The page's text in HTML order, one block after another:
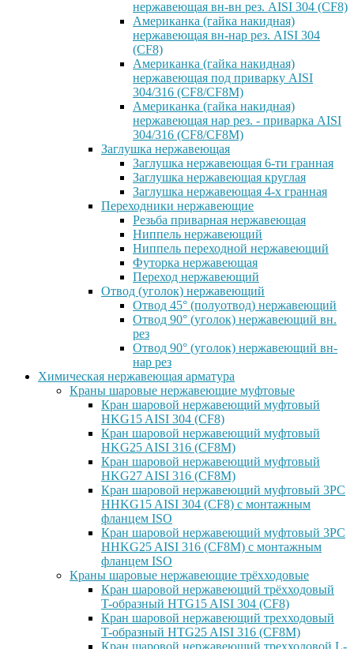
нержавеющая вн-вн рез. AISI 304 (CF8)
Американка (гайка накидная)
нержавеющая вн-нар рез. AISI 304
(CF8)
Американка (гайка накидная)
нержавеющая под приварку AISI
304/316 (CF8/CF8M)
Американка (гайка накидная)
нержавеющая нар рез. - приварка AISI
304/316 (CF8/CF8M)
Заглушка нержавеющая
Заглушка нержавеющая 6-ти гранная
Заглушка нержавеющая круглая
Заглушка нержавеющая 4-х гранная
Переходники нержавеющие
Резьба приварная нержавеющая
Ниппель нержавеющий
Ниппель переходной нержавеющий
Футорка нержавеющая
Переход нержавеющий
Отвод (уголок) нержавеющий
Отвод 45° (полуотвод) нержавеющий
Отвод 90° (уголок) нержавеющий вн.
рез
Отвод 90° (уголок) нержавеющий вн-
нар рез
Химическая нержавеющая арматура
Краны шаровые нержавеющие муфтовые
Кран шаровой нержавеющий муфтовый
HKG15 AISI 304 (CF8)
Кран шаровой нержавеющий муфтовый
HKG25 AISI 316 (CF8M)
Кран шаровой нержавеющий муфтовый
HKG27 AISI 316 (CF8M)
Кран шаровой нержавеющий муфтовый 3PC
HHKG15 AISI 304 (CF8) с монтажным
фланцем ISO
Кран шаровой нержавеющий муфтовый 3PC
HHKG25 AISI 316 (CF8M) с монтажным
фланцем ISO
Краны шаровые нержавеющие трёхходовые
Кран шаровой нержавеющий трёхходовый
T-образный HTG15 AISI 304 (CF8)
Кран шаровой нержавеющий трехходовый
T-образный HTG25 AISI 316 (CF8M)
Кран шаровой нержавеющий трехходовой L-